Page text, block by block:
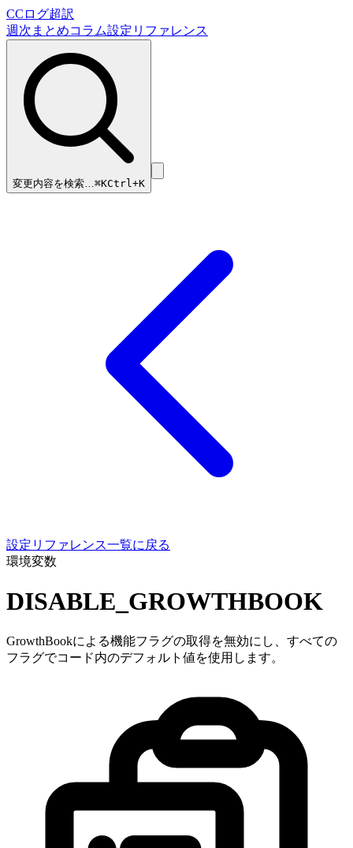
CCログ超訳
週次まとめコラム設定リファレンス
変更内容を検索…⌘KCtrl+K
設定リファレンス一覧に戻る
環境変数
DISABLE_GROWTHBOOK
GrowthBookによる機能フラグの取得を無効にし、すべての
フラグでコード内のデフォルト値を使用します。